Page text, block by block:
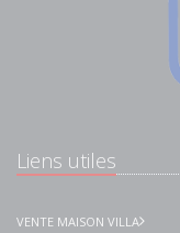
Liens utiles
VENTE MAISON VILLA